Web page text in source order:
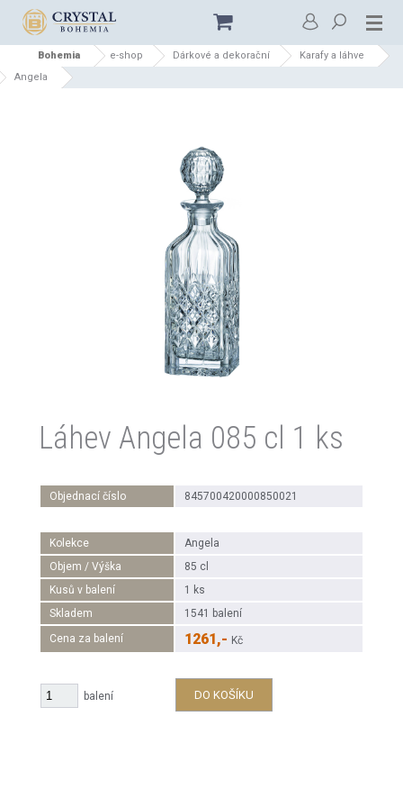
Bohemia e-shop Dárkové a dekorační
Karafy a láhve
Angela
Láhev Angela 085 cl 1 ks
Objednací číslo 845700420000850021
Kolekce
Angela
Objem / Výška
85 cl
Kusů v balení
1 ks
Skladem
1541 balení
Cena za balení
1261,- Kč
balení DO KOŠÍKU